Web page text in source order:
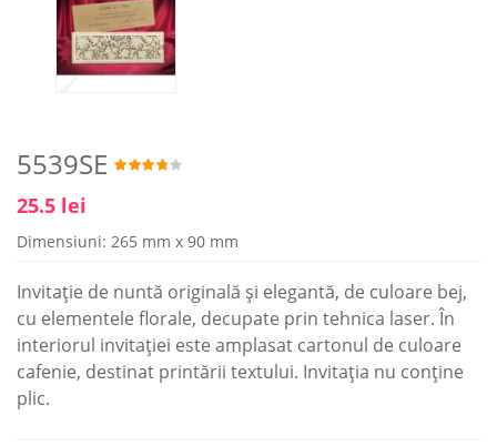
5539SE
25.5 lei
Dimensiuni: 265 mm x 90 mm
Invitație de nuntă originală și elegantă, de culoare bej,
cu elementele florale, decupate prin tehnica laser. În
interiorul invitației este amplasat cartonul de culoare
cafenie, destinat printării textului. Invitația nu conține
plic.